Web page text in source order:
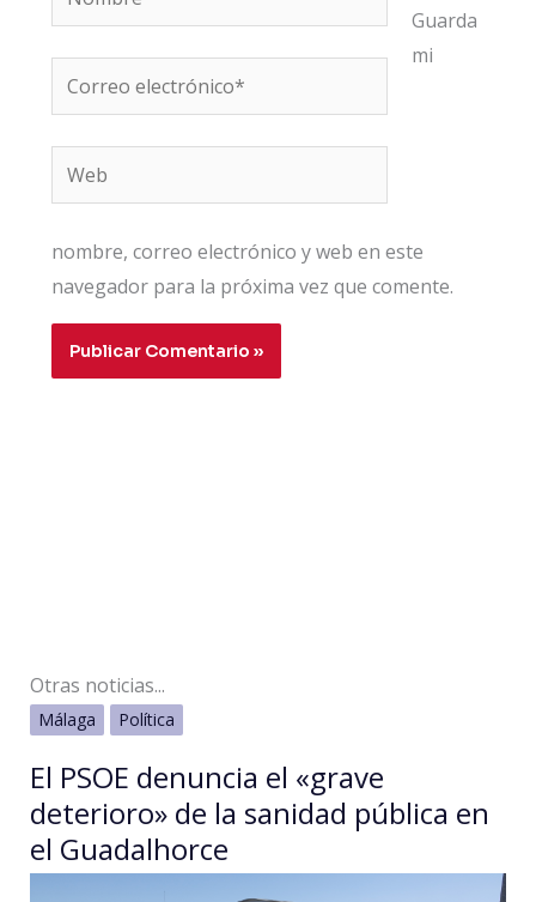
Correo
electrónico*
Web
Guarda
mi
nombre, correo electrónico y web en este
navegador para la próxima vez que comente.
Otras noticias...
Málaga Política
El PSOE denuncia el «grave
deterioro» de la sanidad pública en
el Guadalhorce